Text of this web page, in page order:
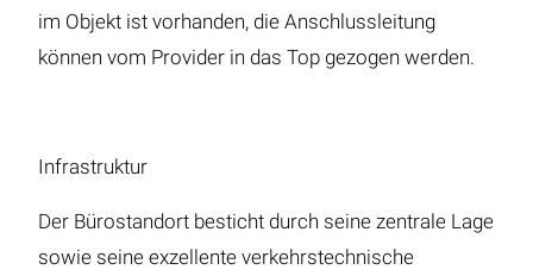
im Objekt ist vorhanden, die Anschlussleitung
können vom Provider in das Top gezogen werden.
Infrastruktur
Der Bürostandort besticht durch seine zentrale Lage
sowie seine exzellente verkehrstechnische